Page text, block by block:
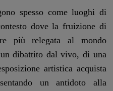
spesso come luoghi di
dove la fruizione di
più relegata al mondo
dibattito dal vivo, di una
artistica acquista
un antidoto alla